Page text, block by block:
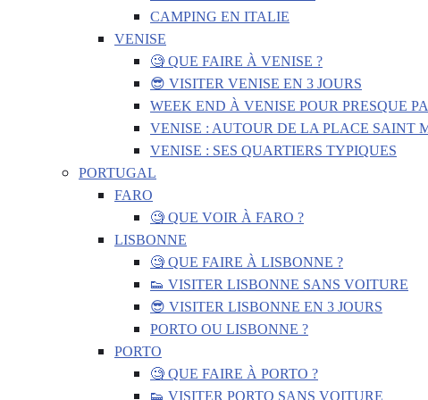
CAMPING EN ITALIE
VENISE
🧐 QUE FAIRE À VENISE ?
😎 VISITER VENISE EN 3 JOURS
WEEK END À VENISE POUR PRESQUE
VENISE : AUTOUR DE LA PLACE SAINT
VENISE : SES QUARTIERS TYPIQUES
PORTUGAL
FARO
🧐 QUE VOIR À FARO ?
LISBONNE
🧐 QUE FAIRE À LISBONNE ?
👟 VISITER LISBONNE SANS VOITURE
😎 VISITER LISBONNE EN 3 JOURS
PORTO OU LISBONNE ?
PORTO
🧐 QUE FAIRE À PORTO ?
👟 VISITER PORTO SANS VOITURE